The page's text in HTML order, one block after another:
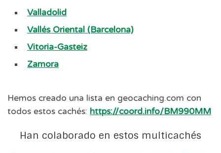
Valladolid
Vallés Oriental (Barcelona)
Vitoria-Gasteiz
Zamora
Hemos creado una lista en geocaching.com con
todos estos cachés: https://coord.info/BM990MM
Han colaborado en estos multicachés